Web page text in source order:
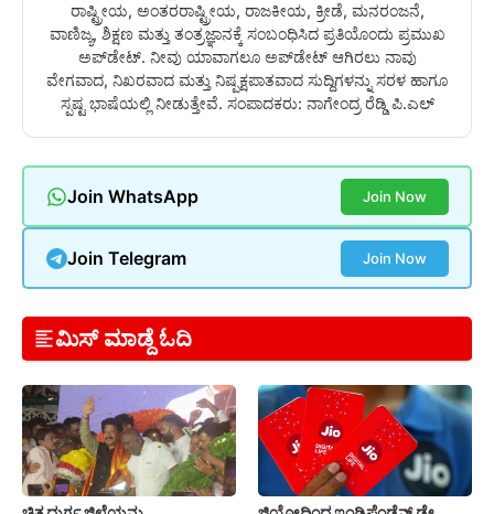
ರಾಷ್ಟ್ರೀಯ, ಅಂತರರಾಷ್ಟ್ರೀಯ, ರಾಜಕೀಯ, ಕ್ರೀಡೆ, ಮನರಂಜನೆ,
ವಾಣಿಜ್ಯ, ಶಿಕ್ಷಣ ಮತ್ತು ತಂತ್ರಜ್ಞಾನಕ್ಕೆ ಸಂಬಂಧಿಸಿದ ಪ್ರತಿಯೊಂದು ಪ್ರಮುಖ
ಅಪ್‌ಡೇಟ್. ನೀವು ಯಾವಾಗಲೂ ಅಪ್‌ಡೇಟ್ ಆಗಿರಲು ನಾವು
ವೇಗವಾದ, ನಿಖರವಾದ ಮತ್ತು ನಿಷ್ಪಕ್ಷಪಾತವಾದ ಸುದ್ದಿಗಳನ್ನು ಸರಳ ಹಾಗೂ
ಸ್ಪಷ್ಟ ಭಾಷೆಯಲ್ಲಿ ನೀಡುತ್ತೇವೆ. ಸಂಪಾದಕರು: ನಾಗೇಂದ್ರ ರೆಡ್ಡಿ ಪಿ.ಎಲ್
Join WhatsApp Join Now
Join Telegram Join Now
ಮಿಸ್ ಮಾಡ್ದೆ ಓದಿ